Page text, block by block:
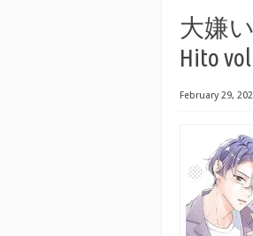
大嫌
Hito vol
February 29,